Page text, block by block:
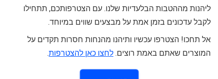
ליהנות מההטבות הבלעדיות שלנו. עם הצטרפותכם, תתחילו
לקבל עדכונים בזמן אמת על מבצעים שווים במיוחד.
אל תחכו! הצטרפו עכשיו ותיהנו מהנחות חסרות תקדים על
המוצרים שאתם באמת רוצים. לחצו כאן להצטרפות.